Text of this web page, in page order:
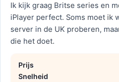
Ik kijk graag Britse series en
iPlayer perfect. Soms moet ik
server in de UK proberen,
die het doet.
Prijs
Snelheid